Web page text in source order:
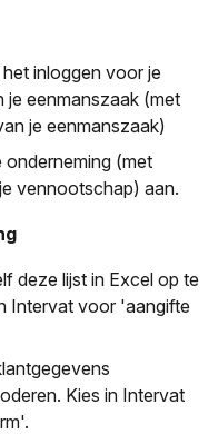
inloggen voor je
je eenmanszaak (met
je eenmanszaak)
(met
vennootschap) aan.
deze lijst in Excel op te
Intervat voor 'aangifte
Kies in Intervat